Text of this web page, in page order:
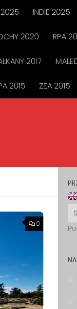
2025 INDIE 2025
2020 RPA
2017
2015 ZEA 2015
0